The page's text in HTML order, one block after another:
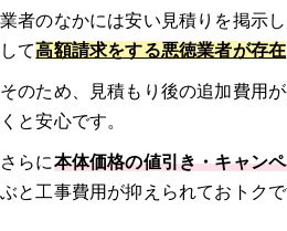
業者のなかには安い見積りを掲示
して高額請求をする悪徳業者が存在
そのため、見積もり後の追加費用
くと安心です。
さらに本体価格の値引き・キャン
ぶと工事費用が抑えられておトクで